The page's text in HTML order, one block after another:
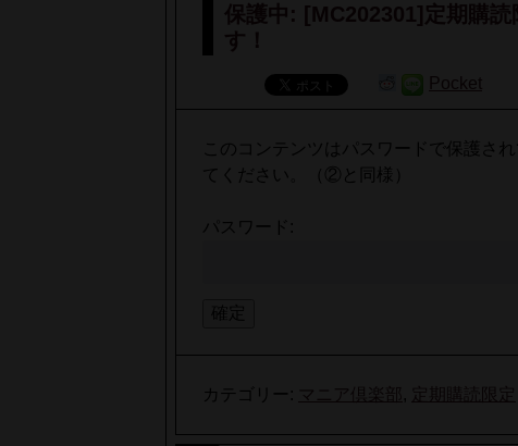
保護中: [MC202301]定期購
す！
Pocket
このコンテンツはパスワードで保護さ
てください。（②と同様）
パスワード:
カテゴリー: マニア倶楽部 , 定期購読限定